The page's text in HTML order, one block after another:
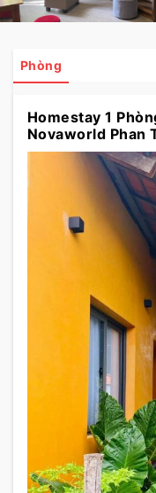
Phòng
Homestay 1
Novaworld Phan